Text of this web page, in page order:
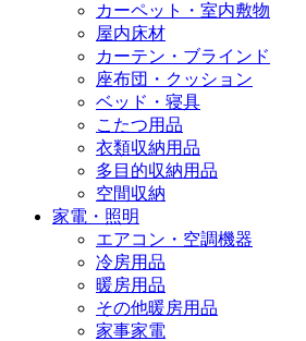
カーペット・室内敷物
屋内床材
カーテン・ブラインド
座布団・クッション
ベッド・寝具
こたつ用品
衣類収納用品
多目的収納用品
空間収納
家電・照明
エアコン・空調機器
冷房用品
暖房用品
その他暖房用品
家事家電